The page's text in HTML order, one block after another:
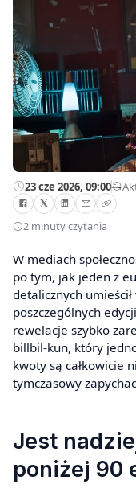
23 cze 2026, 09:00—
2 minuty czytania
W mediach społecznościowych wybuchła gorąca dyskusja
po tym, jak jeden z
detalicznych
poszczególnych
rewelacje szybko
billbil-kun, który
kwoty są całkowicie
tymczasowy
Jest
poniżej 90